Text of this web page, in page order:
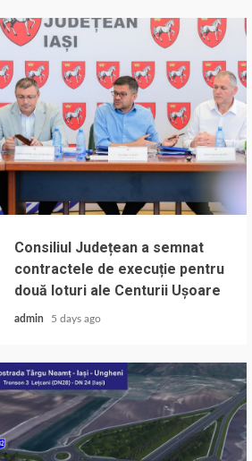
Consiliul Județean a semnat
contractele de execuție pentru
două loturi ale Centurii Ușoare
admin 5 days ago